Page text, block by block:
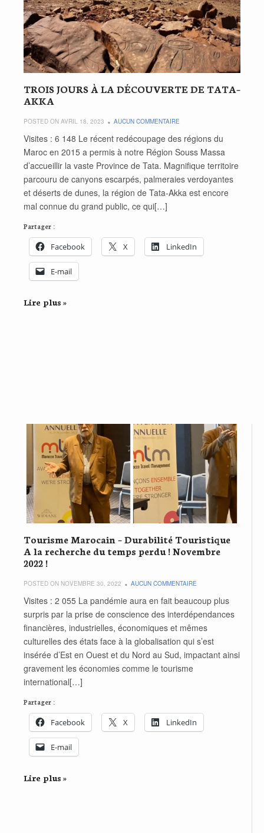
TROIS JOURS À LA DÉCOUVERTE DE TATA–
AKKA
POSTED ON AVRIL 18, 2023 AUCUN COMMENTAIRE
Visites : 6 148 Le récent redécoupage des régions du
Maroc en 2015 a permis à notre Région Souss Massa
d’accueillir la vaste Province de Tata. Magnifique territoire
parcouru de canyons escarpés, palmeraies verdoyantes
et déserts de dunes, la région de Tata-Akka est encore
mal connue du grand public, ce qui[…]
Partager :
Facebook X LinkedIn
E-mail
Lire plus »
Tourisme Marocain – Durabilité Touristique
A la recherche du temps perdu ! Novembre
2022 !
POSTED ON NOVEMBRE 30, 2022 AUCUN COMMENTAIRE
Visites : 2 055 La pandémie aura en fait beaucoup plus
surpris par la prise de conscience des interdépendances
financières, industrielles, économiques et mêmes
culturelles des états face à la globalisation qui s’est
insérée d’Est en Ouest et du Nord au Sud, impactant ainsi
gravement les économies comme le tourisme
international[…]
Partager :
Facebook X LinkedIn
E-mail
Lire plus »